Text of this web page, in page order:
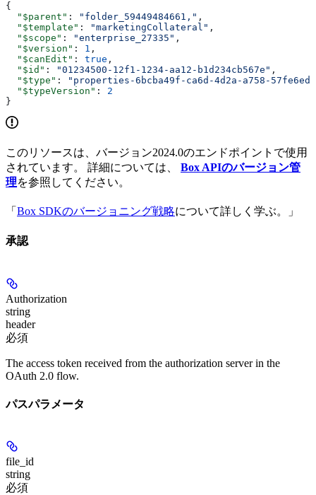
{
  "$parent"
: "folder_59449484661," ,
  "$template"
: "marketingCollateral" ,
  "$scope"
: "enterprise_27335" ,
  "$version"
: 1 ,
  "$canEdit"
: true ,
  "$id"
: "01234500-12f1-1234-aa12-b1d234cb567e" ,
  "$type"
:
"properties-6bcba49f-ca6d-4d2a-a758-
  "$typeVersion"
: 2
}
このリソースは、バージョン2024.0のエンドポイントで使用
されています。 詳細については、 Box APIのバージョン管
理を参照してください。
「 Box SDKのバージョニング戦略について詳しく学ぶ。」
承認
Authorization
string
header
必須
The access token received from the authorization server in the
OAuth 2.0 flow.
パスパラメータ
file_id
string
必須